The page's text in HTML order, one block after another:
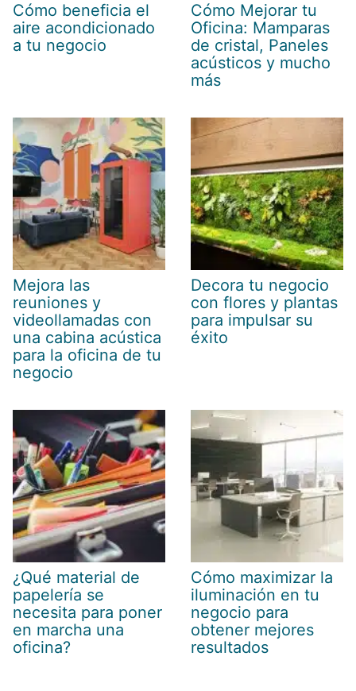
Cómo beneficia el
aire acondicionado
a tu negocio
Cómo Mejorar tu
Oficina: Mamparas
de cristal, Paneles
acústicos y mucho
más
Mejora las
reuniones y
videollamadas con
una cabina acústica
para la oficina de tu
negocio
Decora tu negocio
con flores y plantas
para impulsar su
éxito
¿Qué material de
papelería se
necesita para poner
en marcha una
oficina?
Cómo maximizar la
iluminación en tu
negocio para
obtener mejores
resultados